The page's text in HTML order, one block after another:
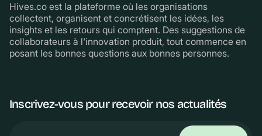
Hives.co est la plateforme où les organisations
collectent, organisent et concrétisent les idées, les
insights et les retours qui comptent. Des suggestions de
collaborateurs à l'innovation produit, tout commence en
posant les bonnes questions aux bonnes personnes.
Inscrivez-vous pour recevoir nos actualités